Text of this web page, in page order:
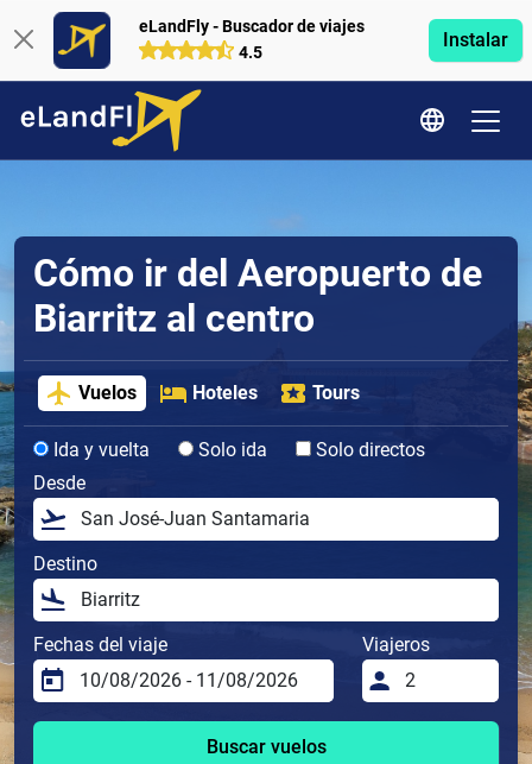
eLandFly - Buscador de viajes
4.5
Instalar
Cómo ir del Aeropuerto de
Biarritz al centro
Vuelos Hoteles Tours
Ida y vuelta Solo ida
Solo directos
Desde
Destino
Fechas del viaje Viajeros
Buscar vuelos